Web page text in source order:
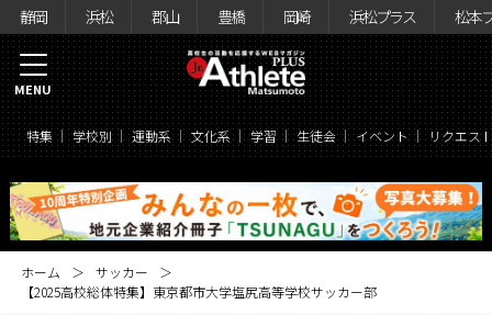
静岡 浜松 郡山 豊橋 岡崎 浜松プラス 松本
特集 学校別 運動系 文化系 学習 生徒会 イベント リクエス
MENU
ホーム
サッカー
【2025高校総体特集】東京都市大学塩尻高等学校サッカー部